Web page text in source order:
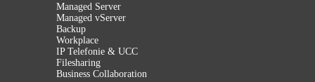
Managed Server
Managed vServer
Backup
Workplace
IP Telefonie & UCC
Filesharing
Business Collaboration